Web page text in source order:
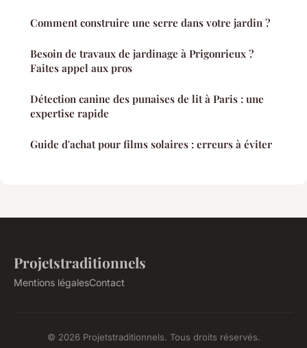
Comment construire une serre dans votre jardin ?
Besoin de travaux de jardinage à Prigonrieux ?
Faites appel aux pros
Détection canine des punaises de lit à Paris : une
expertise rapide
Guide d'achat pour films solaires : erreurs à éviter
Projetstraditionnels
Mentions légalesContact
© 2026 Projetstraditionnels. Tous droits réservés.